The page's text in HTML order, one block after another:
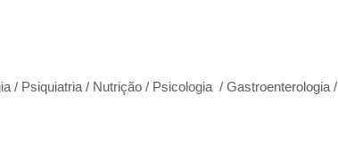
/ Psiquiatria / Nutrição / Psicologia / Gastroenterologia /